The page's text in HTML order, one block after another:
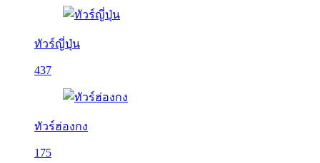
ทัวร์ญี่ปุ่น
437
ทัวร์ฮ่องกง
175